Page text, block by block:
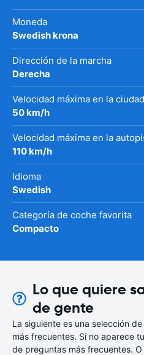
Moneda
Swedish krona
Dirección de la marcha
Derecha
Velocidad máxima en la ciudad
50 km/h
Velocidad máxima en la
110 km/h
Idioma
Swedish
Categoría de coche favorita
Compacto
Lo que quiere
de gente
La siguiente es una selección
más frecuentes. Si no aparece
de preguntas más frecuentes.